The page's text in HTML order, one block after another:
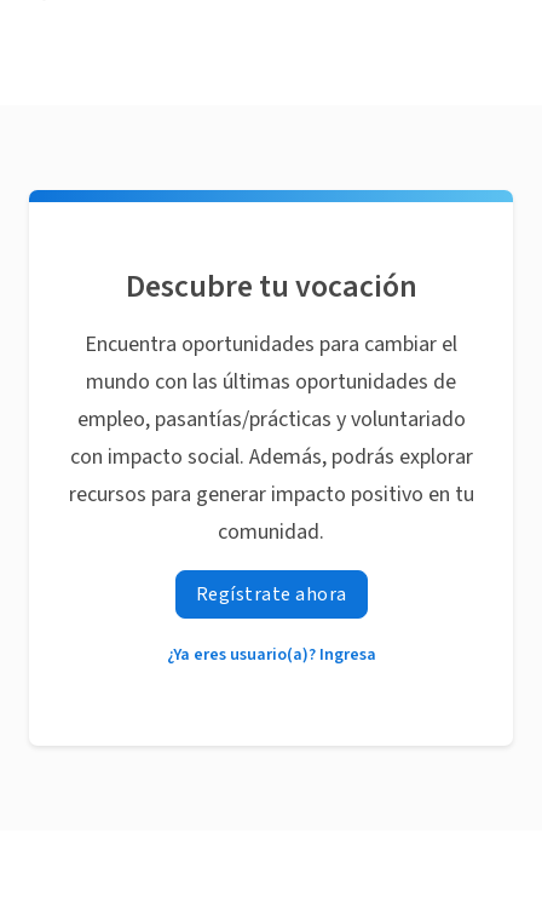
Descubre tu vocación
Encuentra oportunidades para cambiar el
mundo con las últimas oportunidades de
empleo, pasantías/prácticas y voluntariado
con impacto social. Además, podrás explorar
recursos para generar impacto positivo en tu
comunidad.
Regístrate ahora
¿Ya eres usuario(a)? Ingresa